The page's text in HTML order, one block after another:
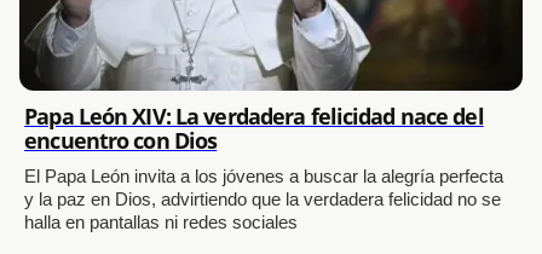
Papa León XIV: La verdadera felicidad nace del
encuentro con Dios
El Papa León invita a los jóvenes a buscar la alegría perfecta
y la paz en Dios, advirtiendo que la verdadera felicidad no se
halla en pantallas ni redes sociales